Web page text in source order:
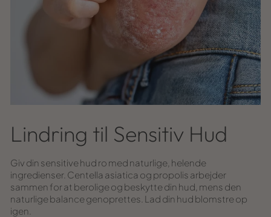
Lindring til Sensitiv Hud
Giv din sensitive hud ro med naturlige, helende
ingredienser. Centella asiatica og propolis arbejder
sammen for at berolige og beskytte din hud, mens den
naturlige balance genoprettes. Lad din hud blomstre op
igen.